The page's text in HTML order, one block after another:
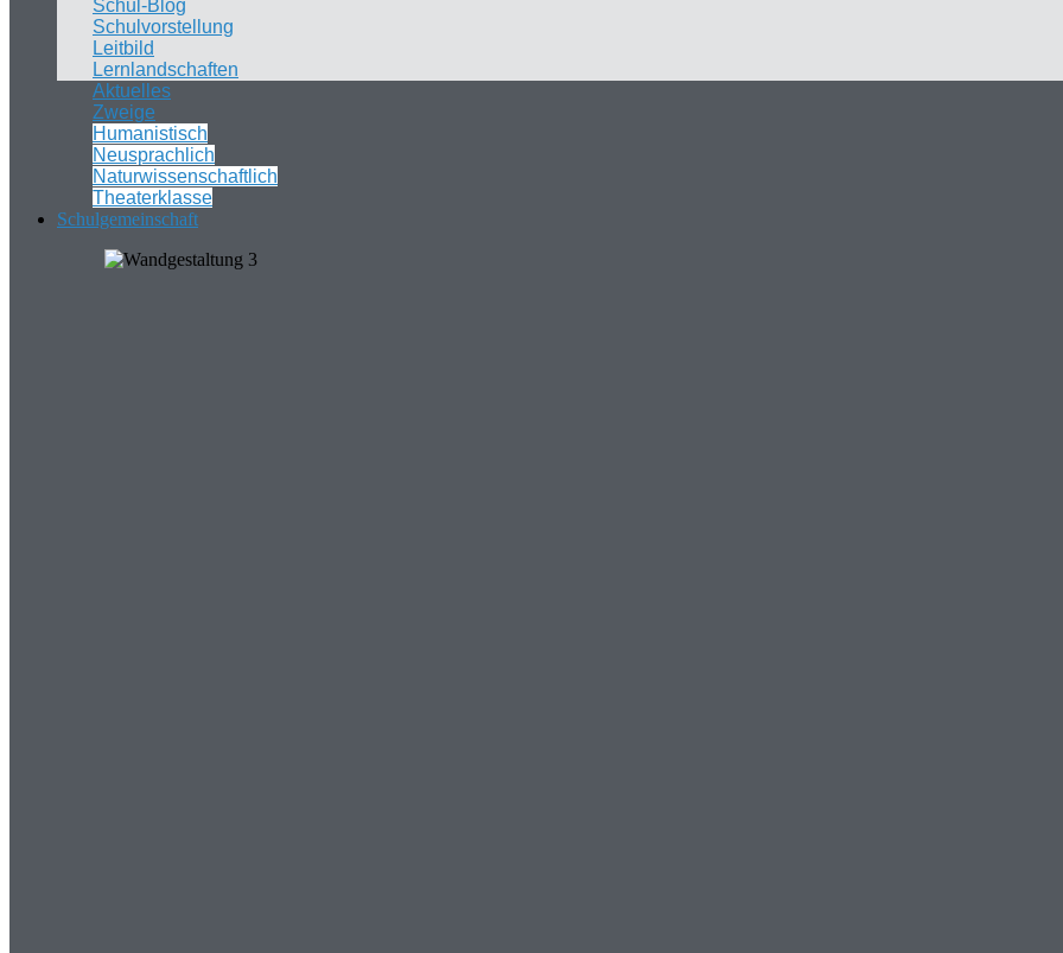
Schul-Blog
Schulvorstellung
Leitbild
Lernlandschaften
Aktuelles
Zweige
Humanistisch
Neusprachlich
Naturwissenschaftlich
Theaterklasse
Schulgemeinschaft